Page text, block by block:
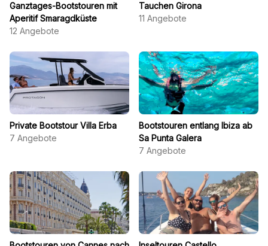
Ganztages-Bootstouren mit
Aperitif Smaragdküste
12 Angebote
Tauchen Girona
11 Angebote
Private Bootstour Villa Erba
7 Angebote
Bootstouren entlang Ibiza ab
Sa Punta Galera
7 Angebote